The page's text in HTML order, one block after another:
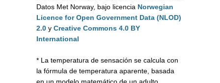
Datos Met Norway, bajo licencia Norwegian
Licence for Open Government Data (NLOD)
2.0 y Creative Commons 4.0 BY
International
* La temperatura de sensación se calcula con
la fórmula de temperatura aparente, basada